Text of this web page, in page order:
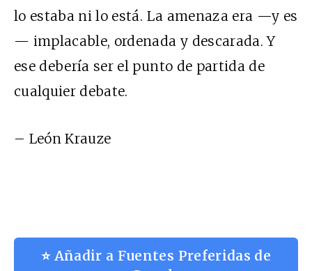
lo estaba ni lo está. La amenaza era —y es
— implacable, ordenada y descarada. Y
ese debería ser el punto de partida de
cualquier debate.
– León Krauze
⭐ Añadir a Fuentes Preferidas de